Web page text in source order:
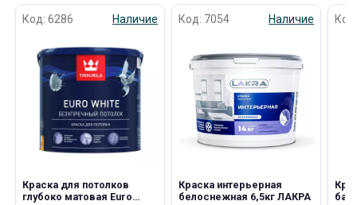
Код: 6286 Наличие
Краска для потолков
глубоко матовая Euro
Код: 7054 Наличие
Краска интерьерная
белоснежная 6,5кг ЛАКРА